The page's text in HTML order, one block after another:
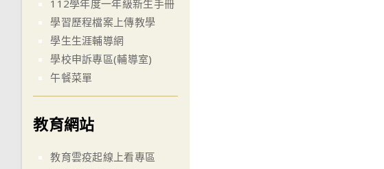
112學年度一年級新生手冊
學習歷程檔案上傳教學
學生生涯輔導網
學校申訴專區(輔導室)
午餐菜單
教育網站
教育雲疫起線上看專區